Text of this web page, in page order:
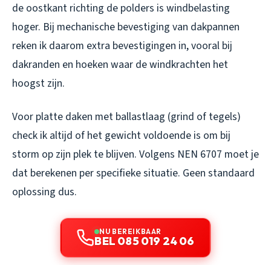
de oostkant richting de polders is windbelasting
hoger. Bij mechanische bevestiging van dakpannen
reken ik daarom extra bevestigingen in, vooral bij
dakranden en hoeken waar de windkrachten het
hoogst zijn.
Voor platte daken met ballastlaag (grind of tegels)
check ik altijd of het gewicht voldoende is om bij
storm op zijn plek te blijven. Volgens NEN 6707 moet je
dat berekenen per specifieke situatie. Geen standaard
oplossing dus.
NU BEREIKBAAR
BEL 085 019 24 06